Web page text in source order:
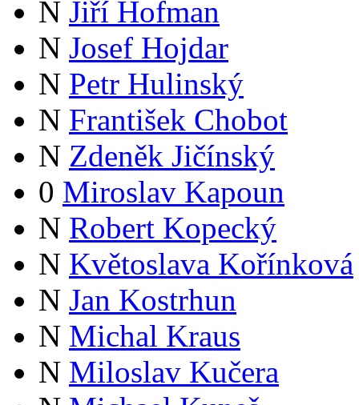
N Jiří Hofman
N Josef Hojdar
N Petr Hulinský
N František Chobot
N Zdeněk Jičínský
0 Miroslav Kapoun
N Robert Kopecký
N Květoslava Kořínková
N Jan Kostrhun
N Michal Kraus
N Miloslav Kučera